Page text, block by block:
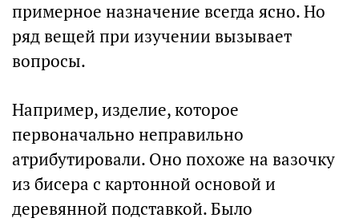
примерное назначение всегда ясно. Но
ряд вещей при изучении вызывает
вопросы.
Например, изделие, которое
первоначально неправильно
атрибутировали. Оно похоже на вазочку
из бисера с картонной основой и
деревянной подставкой. Было